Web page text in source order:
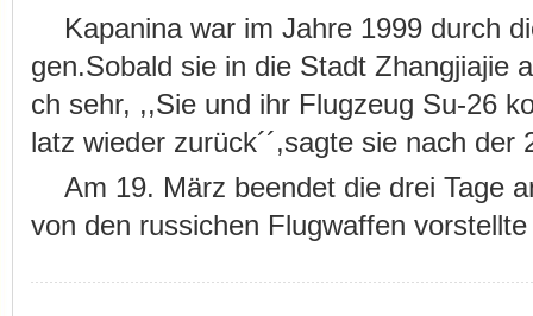
Kapanina war im Jahre 1999 durch
gen.Sobald sie in die Stadt Zhangjiajie
ch sehr, ,,Sie und ihr Flugzeug Su-26
latz wieder zurück´´,sagte sie nach der
Am 19. März beendet die drei Tage
von den russichen Flugwaffen